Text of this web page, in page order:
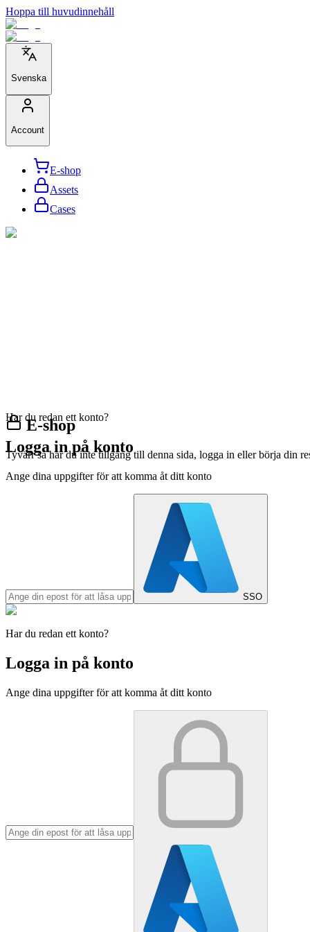
Hoppa till huvudinnehåll
Svenska
Account
E-shop
Assets
Cases
E-shop
Tyvärr så har du inte tillgång till denna sida, logga in eller börja din
Har du redan ett konto?
Logga in på konto
Ange dina uppgifter för att komma åt ditt konto
SSO
Har du redan ett konto?
Logga in på konto
Ange dina uppgifter för att komma åt ditt konto